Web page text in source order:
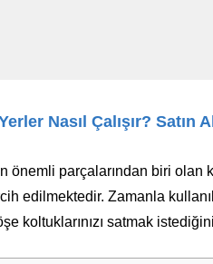
Nasıl Çalışır?
önemli parçalarından biri olan
edilmektedir. Zamanla
koltuklarınızı satmak